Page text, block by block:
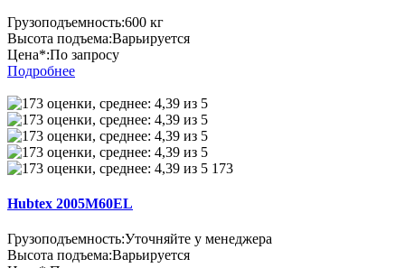
Грузоподъемность:600 кг
Высота подъема:Варьируется
Цена*:По запросу
Подробнее
173
Hubtex 2005M60EL
Грузоподъемность:Уточняйте у менеджера
Высота подъема:Варьируется